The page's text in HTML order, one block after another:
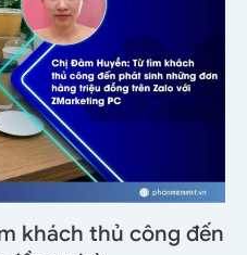
khách thủ công đến